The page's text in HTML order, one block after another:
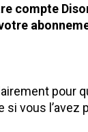
compte
pour
si vous